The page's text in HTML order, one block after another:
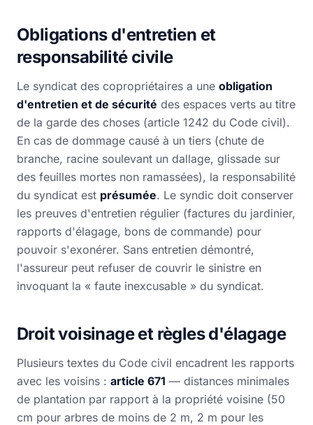
Obligations d'entretien et
responsabilité civile
Le syndicat des copropriétaires a une obligation
d'entretien et de sécurité des espaces verts au titre
de la garde des choses (article 1242 du Code civil).
En cas de dommage causé à un tiers (chute de
branche, racine soulevant un dallage, glissade sur
des feuilles mortes non ramassées), la responsabilité
du syndicat est présumée. Le syndic doit conserver
les preuves d'entretien régulier (factures du jardinier,
rapports d'élagage, bons de commande) pour
pouvoir s'exonérer. Sans entretien démontré,
l'assureur peut refuser de couvrir le sinistre en
invoquant la « faute inexcusable » du syndicat.
Droit voisinage et règles d'élagage
Plusieurs textes du Code civil encadrent les rapports
avec les voisins : article 671 — distances minimales
de plantation par rapport à la propriété voisine (50
cm pour arbres de moins de 2 m, 2 m pour les